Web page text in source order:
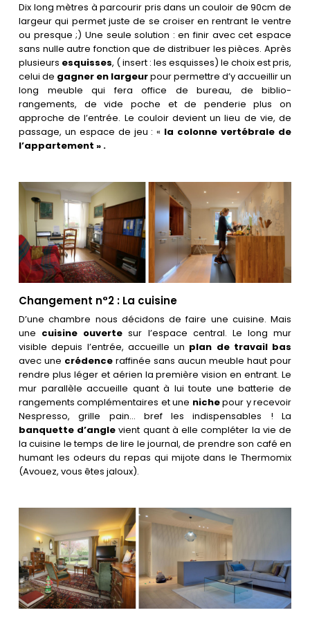
Dix long mètres à parcourir pris dans un couloir de 90cm de
largeur qui permet juste de se croiser en rentrant le ventre
ou presque ;) Une seule solution : en finir avec cet espace
sans nulle autre fonction que de distribuer les pièces. Après
plusieurs esquisses, ( insert : les esquisses) le choix est pris,
celui de gagner en largeurpour permettre d’y accueillir un
long meuble qui fera office de bureau, de biblio-
rangements, de vide poche et de penderie plus on
approche de l’entrée. Le couloir devient un lieu de vie, de
passage, un espace de jeu : « la colonne vertébrale de
l’appartement » .
Changement n°2 : La cuisine
D’une chambre nous décidons de faire une cuisine. Mais
une cuisine ouverte sur l’espace central. Le long mur
visible depuis l’entrée, accueille un plan de travail bas
avec une crédence raffinée sans aucun meuble haut pour
rendre plus léger et aérien la première vision en entrant. Le
mur parallèle accueille quant à lui toute une batterie de
rangements complémentaires et une nichepour y recevoir
Nespresso, grille pain… bref les indispensables ! La
banquette d’angle vient quant à elle compléter la vie de
la cuisine le temps de lire le journal, de prendre son café en
humant les odeurs du repas qui mijote dans le Thermomix
(Avouez, vous êtes jaloux).